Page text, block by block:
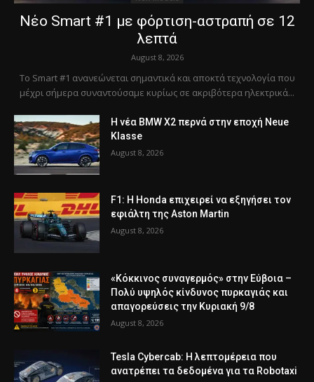
Νέο Smart #1 με φόρτιση-αστραπή σε 12
λεπτά
August 8, 2026
Το Smart #1 ανανεώνεται σημαντικά και αποκτά τεχνολογία που
μέχρι σήμερα συναντούσαμε κυρίως σε ακριβότερα ηλεκτρικά...
Η νέα BMW X2 περνά στην εποχή Neue
Klasse
August 8, 2026
F1: Η Honda επιχειρεί να εξηγήσει τον
εφιάλτη της Aston Martin
August 8, 2026
«Κόκκινος συναγερμός» στην Εύβοια –
Πολύ υψηλός κίνδυνος πυρκαγιάς και
απαγορεύσεις την Κυριακή 9/8
August 8, 2026
Tesla Cybercab: Η λεπτομέρεια που
ανατρέπει τα δεδομένα για τα Robotaxi